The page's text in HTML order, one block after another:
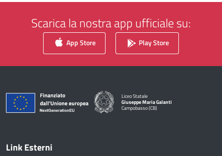
Scarica la nostra app ufficiale su:
App Store Play Store
Liceo Statale
Giuseppe Maria Galanti
Campobasso (CB)
— Visita la pagina iniziale della scuola
Link Esterni